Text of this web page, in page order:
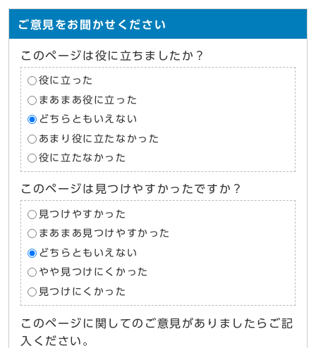
ご意見をお聞かせください
このページは役に立ちましたか？
役に立った
まあまあ役に立った
どちらともいえない
あまり役に立たなかった
役に立たなかった
このページは見つけやすかったですか？
見つけやすかった
まあまあ見つけやすかった
どちらともいえない
やや見つけにくかった
見つけにくかった
このページに関してのご意見がありましたらご記
入ください。